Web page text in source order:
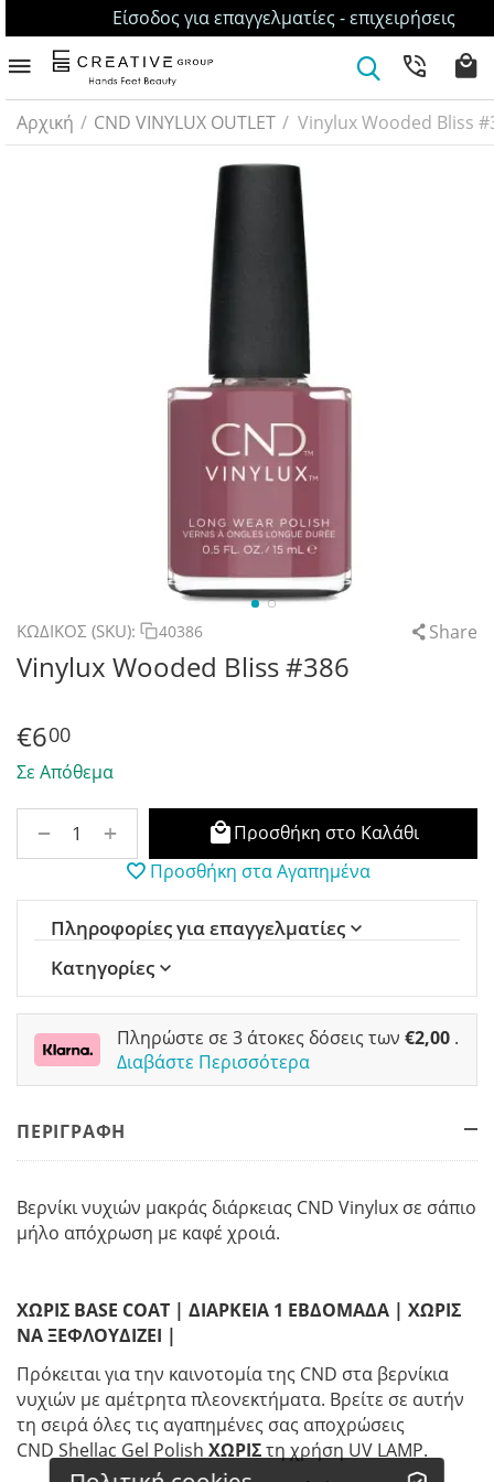
Είσοδος για επαγγελματίες - επιχειρήσεις
Αρχική / CND VINYLUX OUTLET / Vinylux Wooded Bliss
ΚΩΔΙΚΟΣ (SKU): 40386 Share
Vinylux Wooded Bliss #386
€600
Σε Απόθεμα
+
−
Προσθήκη στο Καλάθι
Προσθήκη στα Αγαπημένα
Πληροφορίες για επαγγελματίες
Κατηγορίες
Πληρώστε σε 3 άτοκες δόσεις των €2,00 .
Διαβάστε Περισσότερα
ΠΕΡΙΓΡΑΦΗ
Βερνίκι νυχιών μακράς διάρκειας CND Vinylux σε σάπιο
μήλο απόχρωση με καφέ χροιά.
ΧΩΡΙΣ BASE COAT | ΔΙΑΡΚΕΙΑ 1 ΕΒΔΟΜΑΔΑ | ΧΩΡΙΣ
ΝΑ ΞΕΦΛΟΥΔΙΖΕΙ |
Πρόκειται για την καινοτομία της CND στα βερνίκια
νυχιών με αμέτρητα πλεονεκτήματα. Βρείτε σε αυτήν
τη σειρά όλες τις αγαπημένες σας αποχρώσεις
CND Shellac Gel Polish ΧΩΡΙΣτη χρήση UV LAMP.